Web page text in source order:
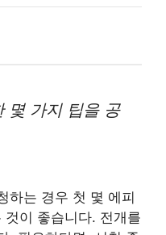
몇 가지 팁을 공
하는 경우 첫 몇 에피
이 좋습니다. 전개를